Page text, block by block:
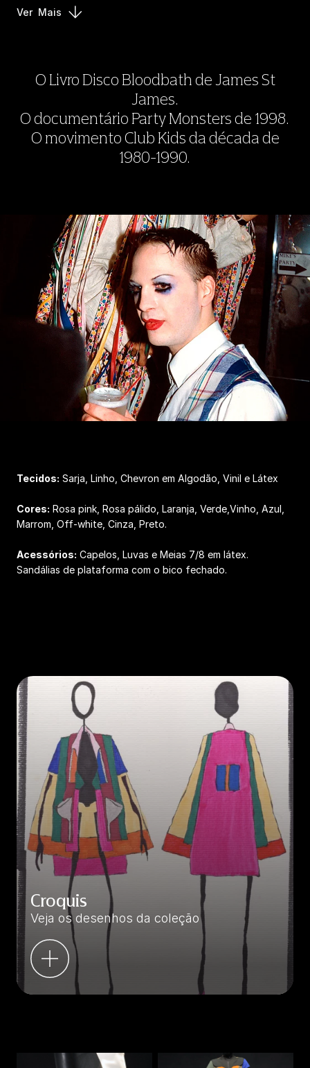
Ver Mais
O Livro Disco Bloodbath de James St
James.
O documentário Party Monsters de 1998.
O movimento Club Kids da década de
1980-1990.
Tecidos: Sarja, Linho, Chevron em Algodão, Vinil e Látex
Cores: Rosa pink, Rosa pálido, Laranja, Verde,Vinho, Azul,
Marrom, Off-white, Cinza, Preto.
Acessórios: Capelos, Luvas e Meias 7/8 em látex.
Sandálias de plataforma com o bico fechado.
Croquis
Veja os desenhos da coleção